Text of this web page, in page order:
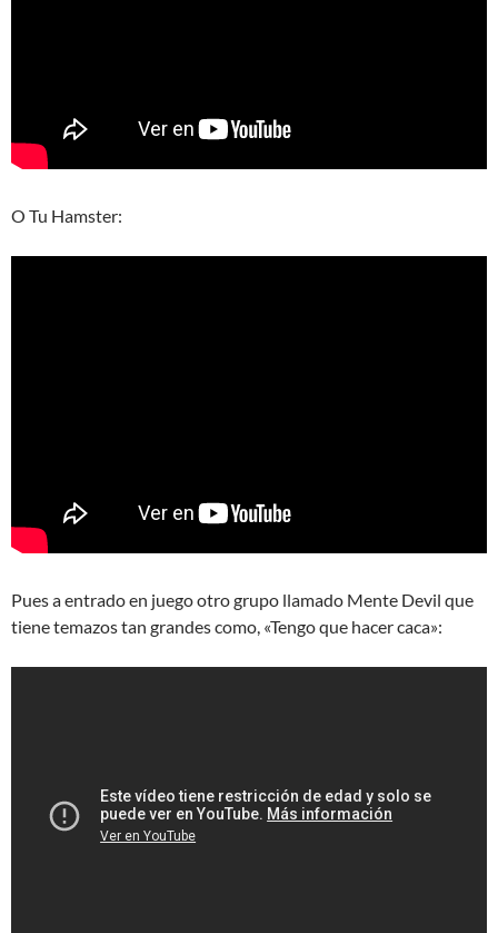
O Tu Hamster:
Pues a entrado en juego otro grupo llamado Mente Devil que
tiene temazos tan grandes como, «Tengo que hacer caca»: